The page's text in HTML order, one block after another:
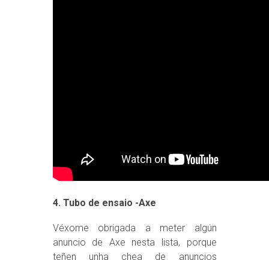
4. Tubo de ensaio -Axe
Véxome obrigada a meter algún
anuncio de Axe nesta lista, porque
teñen unha chea de anuncios